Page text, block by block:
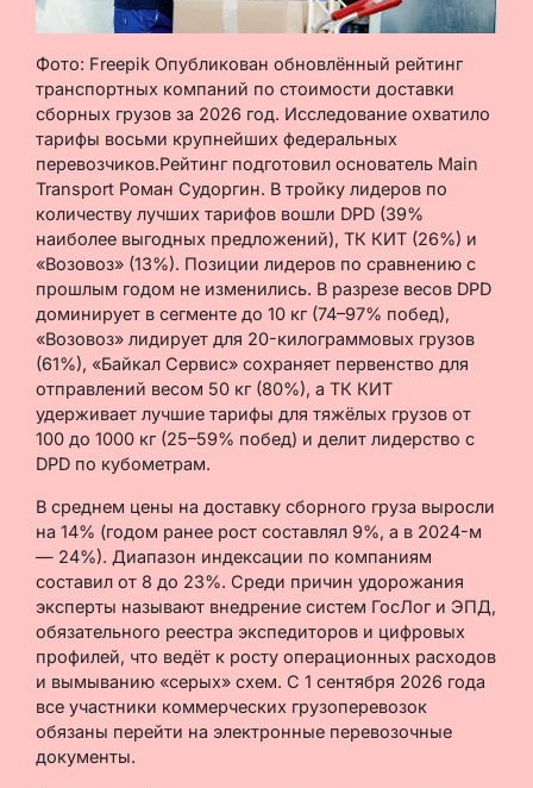
Фото: Freepik Опубликован обновлённый рейтинг
транспортных компаний по стоимости доставки
сборных грузов за 2026 год. Исследование охватило
тарифы восьми крупнейших федеральных
перевозчиков.Рейтинг подготовил основатель Main
Transport Роман Судоргин. В тройку лидеров по
количеству лучших тарифов вошли DPD (39%
наиболее выгодных предложений), ТК КИТ (26%) и
«Возовоз» (13%). Позиции лидеров по сравнению с
прошлым годом не изменились. В разрезе весов DPD
доминирует в сегменте до 10 кг (74–97% побед),
«Возовоз» лидирует для 20-килограммовых грузов
(61%), «Байкал Сервис» сохраняет первенство для
отправлений весом 50 кг (80%), а ТК КИТ
удерживает лучшие тарифы для тяжёлых грузов от
100 до 1000 кг (25–59% побед) и делит лидерство с
DPD по кубометрам.
В среднем цены на доставку сборного груза выросли
на 14% (годом ранее рост составлял 9%, а в 2024-м
— 24%). Диапазон индексации по компаниям
составил от 8 до 23%. Среди причин удорожания
эксперты называют внедрение систем ГосЛог и ЭПД,
обязательного реестра экспедиторов и цифровых
профилей, что ведёт к росту операционных расходов
и вымыванию «серых» схем. С 1 сентября 2026 года
все участники коммерческих грузоперевозок
обязаны перейти на электронные перевозочные
документы.